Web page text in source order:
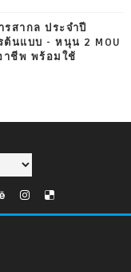
สากล ประจำปี
ต้นแบบ - หนุน 2 MOU
าชีพ พร้อมใช้